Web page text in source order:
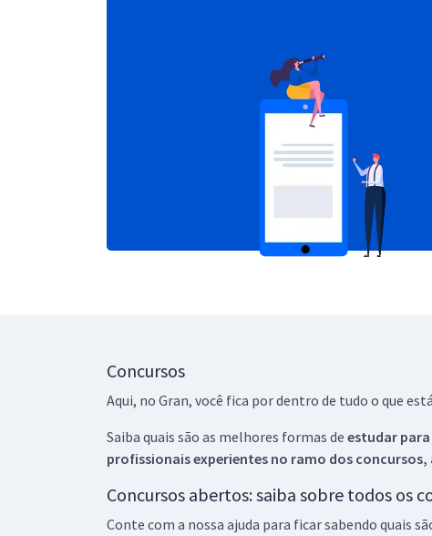
Concursos
Aqui, no Gran, você fica por dentro de tudo o que
Saiba quais são as melhores formas de estudar
profissionais experientes no ramo dos concursos,
Concursos abertos: saiba sobre todos os
Conte com a nossa ajuda para ficar sabendo quais